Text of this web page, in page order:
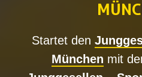
Startet den
München mit